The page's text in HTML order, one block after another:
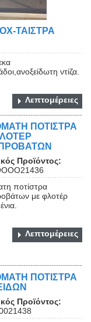
ΤΑΙΣΤΡΑ
ντίζα.
Λεπτομέρειες
ΠΟΤΙΣΤΡΑ
Προϊόντος:
ποτίστρα
με φλοτέρ
Λεπτομέρειες
ΠΟΤΙΣΤΡΑ
Προϊόντος: